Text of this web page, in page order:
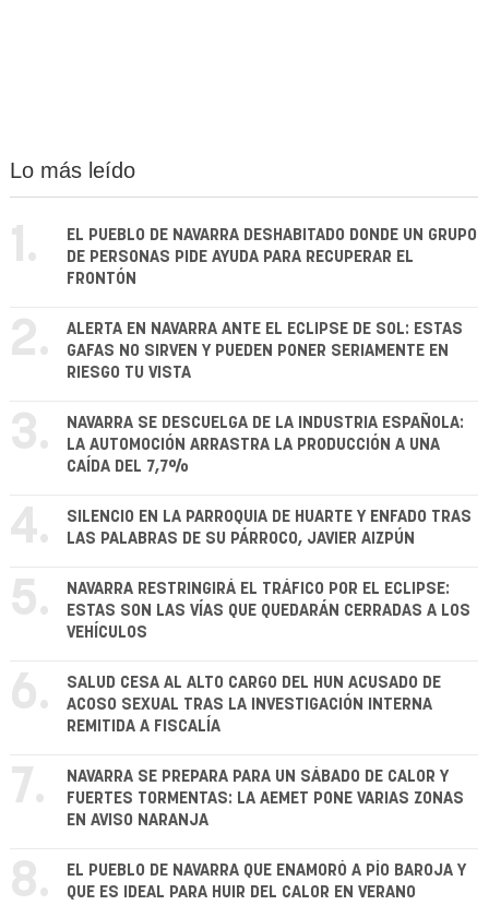
Lo más leído
1.
EL PUEBLO DE NAVARRA DESHABITADO DONDE UN GRUPO
DE PERSONAS PIDE AYUDA PARA RECUPERAR EL
FRONTÓN
2.
ALERTA EN NAVARRA ANTE EL ECLIPSE DE SOL: ESTAS
GAFAS NO SIRVEN Y PUEDEN PONER SERIAMENTE EN
RIESGO TU VISTA
3.
NAVARRA SE DESCUELGA DE LA INDUSTRIA ESPAÑOLA:
LA AUTOMOCIÓN ARRASTRA LA PRODUCCIÓN A UNA
CAÍDA DEL 7,7%
4.
SILENCIO EN LA PARROQUIA DE HUARTE Y ENFADO TRAS
LAS PALABRAS DE SU PÁRROCO, JAVIER AIZPÚN
5.
NAVARRA RESTRINGIRÁ EL TRÁFICO POR EL ECLIPSE:
ESTAS SON LAS VÍAS QUE QUEDARÁN CERRADAS A LOS
VEHÍCULOS
6.
SALUD CESA AL ALTO CARGO DEL HUN ACUSADO DE
ACOSO SEXUAL TRAS LA INVESTIGACIÓN INTERNA
REMITIDA A FISCALÍA
7.
NAVARRA SE PREPARA PARA UN SÁBADO DE CALOR Y
FUERTES TORMENTAS: LA AEMET PONE VARIAS ZONAS
EN AVISO NARANJA
8.
EL PUEBLO DE NAVARRA QUE ENAMORÓ A PÍO BAROJA Y
QUE ES IDEAL PARA HUIR DEL CALOR EN VERANO